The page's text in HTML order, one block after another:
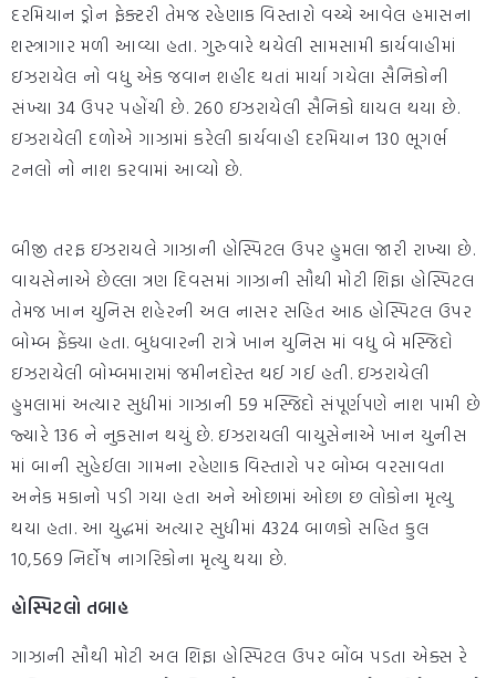
દરમિયાન ડ્રોન ફેક્ટરી તેમજ રહેણાક વિસ્તારો વચ્ચે આવેલ હમાસના
શસ્ત્રાગાર મળી આવ્યા હતા. ગુરુવારે થયેલી સામસામી કાર્યવાહીમાં
ઇઝરાયેલ નો વધુ એક જવાન શહીદ થતાં માર્યા ગયેલા સૈનિકોની
સંખ્યા 34 ઉપર પહોંચી છે. 260 ઇઝરાયેલી સૈનિકો ઘાયલ થયા છે.
ઇઝરાયેલી દળોએ ગાઝામાં કરેલી કાર્યવાહી દરમિયાન 130 ભૂગર્ભ
ટનલો નો નાશ કરવામાં આવ્યો છે.
બીજી તરફ ઇઝરાયલે ગાઝાની હોસ્પિટલ ઉપર હુમલા જારી રાખ્યા છે.
વાયસેનાએ છેલ્લા ત્રણ દિવસમાં ગાઝાની સૌથી મોટી શિફા હોસ્પિટલ
તેમજ ખાન યુનિસ શહેરની અલ નાસર સહિત આઠ હોસ્પિટલ ઉપર
બોમ્બ ફેંક્યા હતા. બુધવારની રાત્રે ખાન યુનિસ માં વધુ બે મસ્જિદો
ઇઝરાયેલી બોમ્બમારામાં જમીનદોસ્ત થઈ ગઈ હતી. ઇઝરાયેલી
હુમલામાં અત્યાર સુધીમાં ગાઝાની 59 મસ્જિદો સંપૂર્ણપણે નાશ પામી છે
જ્યારે 136 ને નુકસાન થયું છે. ઇઝરાયલી વાયુસેનાએ ખાન યુનીસ
માં બાની સુહેઈલા ગામના રહેણાક વિસ્તારો પર બોમ્બ વરસાવતા
અનેક મકાનો પડી ગયા હતા અને ઓછામાં ઓછા છ લોકોના મૃત્યુ
થયા હતા. આ યુદ્ધમાં અત્યાર સુધીમાં 4324 બાળકો સહિત કુલ
10,569 નિર્દોષ નાગરિકોના મૃત્યુ થયા છે.
હોસ્પિટલો તબાહ
ગાઝાની સૌથી મોટી અલ શિફા હોસ્પિટલ ઉપર બોંબ પડતા એક્સ રે